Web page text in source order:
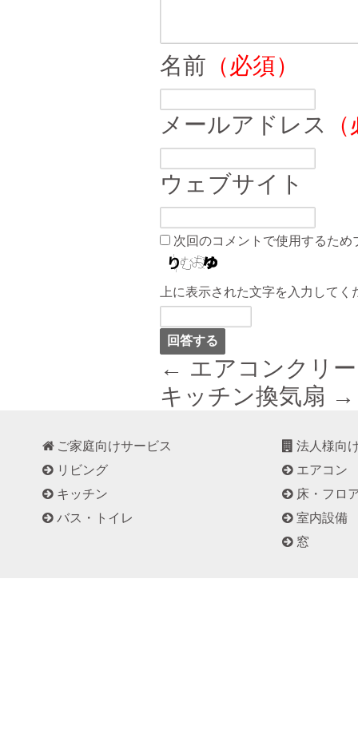
名前 （必須）
メールアドレス
ウェブサイト
次回のコメントで使用するた
上に表示された文字を入力してく
← エアコンクリ
キッチン換気扇 →
ご家庭向けサービス
リビング
キッチン
バス・トイレ
法人様向
エアコン
床・フロ
室内設備
窓